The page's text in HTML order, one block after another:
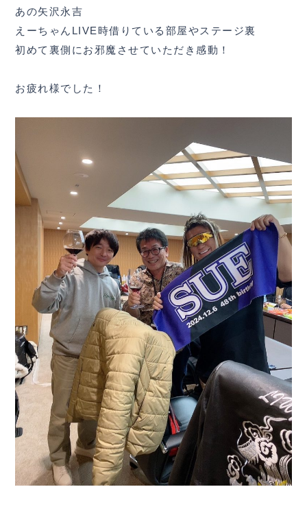
あの矢沢永吉
えーちゃんLIVE時借りている部屋やステージ裏
初めて裏側にお邪魔させていただき感動！
お疲れ様でした！